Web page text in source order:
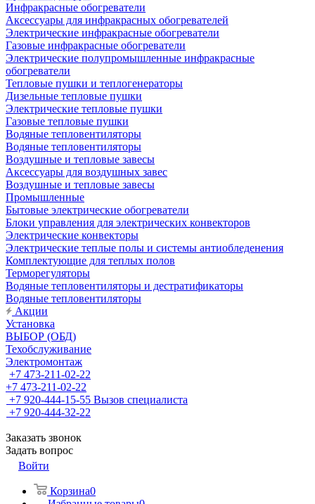
Инфракрасные обогреватели
Аксессуары для инфракрасных обогревателей
Электрические инфракрасные обогреватели
Газовые инфракрасные обогреватели
Электрические полупромышленные инфракрасные
обогреватели
Тепловые пушки и теплогенераторы
Дизельные тепловые пушки
Электрические тепловые пушки
Газовые тепловые пушки
Водяные тепловентиляторы
Водяные тепловентиляторы
Воздушные и тепловые завесы
Аксессуары для воздушных завес
Воздушные и тепловые завесы
Промышленные
Бытовые электрические обогреватели
Блоки управления для электрических конвекторов
Электрические конвекторы
Электрические теплые полы и системы антиобледенения
Комплектующие для теплых полов
Терморегуляторы
Водяные тепловентиляторы и дестратификаторы
Водяные тепловентиляторы
Акции
Установка
ВЫБОР (ОБД)
Техобслуживание
Электромонтаж
+7 473-211-02-22
+7 473-211-02-22
+7 920-444-15-55 Вызов специалиста
+7 920-444-32-22
Заказать звонок
Задать вопрос
Войти
Корзина0